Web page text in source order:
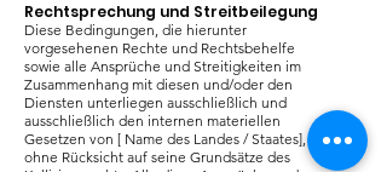
Rechtsprechung und Streitbeilegung
Diese Bedingungen, die hierunter
vorgesehenen Rechte und Rechtsbehelfe
sowie alle Ansprüche und Streitigkeiten im
Zusammenhang mit diesen und/oder den
Diensten unterliegen ausschließlich und
ausschließlich den internen materiellen
Gesetzen von [ Name des Landes / Staates],
ohne Rücksicht auf seine Grundsätze des